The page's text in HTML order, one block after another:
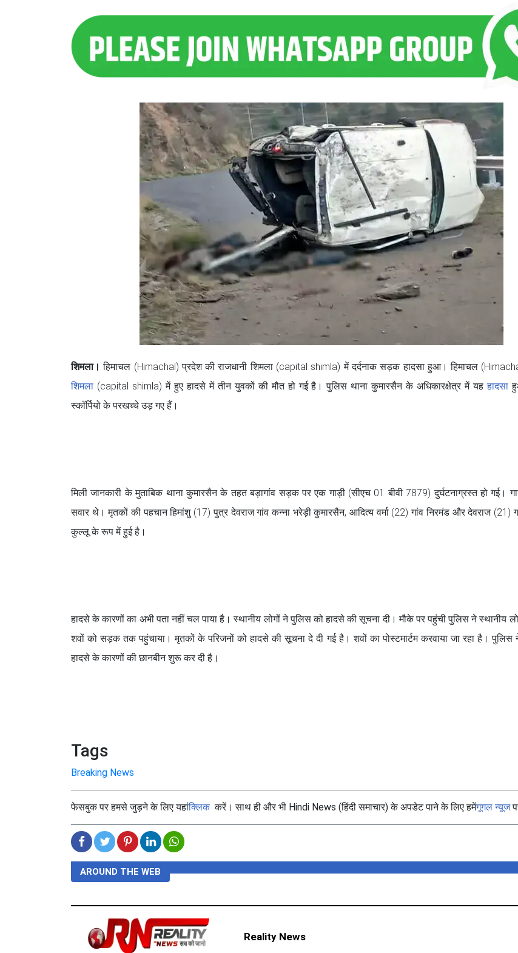
शिमला। हिमाचल (Himachal) प्रदेश की राजधानी शिमला (capital shimla) में दर्दनाक सड़क हादसा हुआ। हिमाचल
शिमला (capital shimla) में हुए हादसे में तीन युवकों की मौत हो गई है। पुलिस थाना कुमारसैन के अधिकारक्षेत्र में यहहादसा
स्कॉर्पियो के परखच्चे उड़ गए हैं।
मिली जानकारी के मुताबिक थाना कुमारसैन के तहत बड़ागांव सड़क पर एक गाड़ी (सीएच 01 बीवी 7879) दुर्घटनाग्रस्त हो गई।
सवार थे। मृतकों की पहचान हिमांशु (17) पुत्र देवराज गांव कन्ना भरेड़ी कुमारसैन, आदित्य वर्मा (22) गांव निरमंड और देवराज (21)
कुल्लू के रूप में हुई है।
हादसे के कारणों का अभी पता नहीं चल पाया है। स्थानीय लोगों ने पुलिस को हादसे की सूचना दी। मौके पर पहुंची पुलिस ने स्थानीय
शवों को सड़क तक पहुंचाया। मृतकों के परिजनों को हादसे की सूचना दे दी गई है। शवों का पोस्टमार्टम करवाया जा रहा है। पुलिस
हादसे के कारणों की छानबीन शुरू कर दी है।
Tags
Breaking News
फेसबुक पर हमसे जुड़ने के लिए यहांक्लिककरें। साथ ही और भी Hindi News (हिंदी समाचार) के अपडेट पाने के लिए हमेंगूगल न्यूज
AROUND THE WEB
Reality News